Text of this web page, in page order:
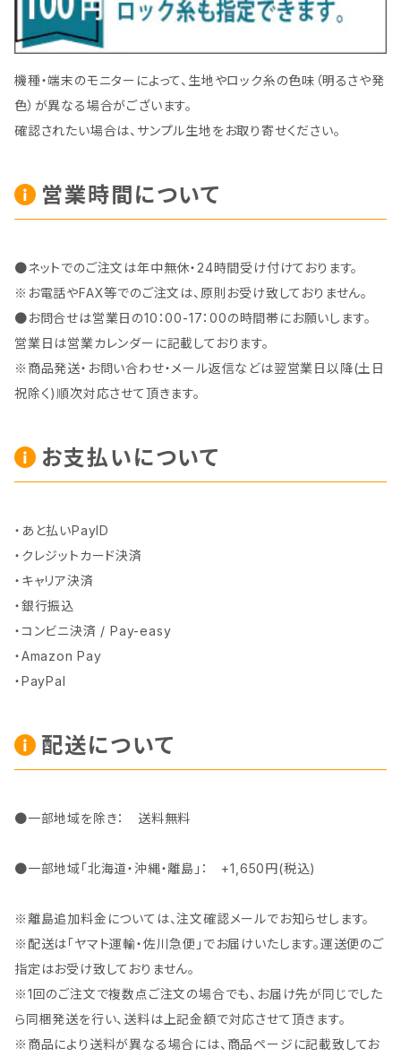
機種・端末のモニターによって、生地やロック糸の色味（明るさや発
色）が異なる場合がございます。
確認されたい場合は、サンプル生地をお取り寄せください。
営業時間について
●ネットでのご注文は年中無休・24時間受け付けております。
※お電話やFAX等でのご注文は、原則お受け致しておりません。
●お問合せは営業日の10：00-17：00の時間帯にお願いします。
営業日は営業カレンダーに記載しております。
※商品発送・お問い合わせ・メール返信などは翌営業日以降(土日
祝除く)順次対応させて頂きます。
お支払いについて
・あと払いPayID
・クレジットカード決済
・キャリア決済
・銀行振込
・コンビニ決済 / Pay-easy
・Amazon Pay
・PayPal
配送について
●一部地域を除き： 送料無料
●一部地域「北海道・沖縄・離島」： +1,650円(税込)
※離島追加料金については、注文確認メールでお知らせします。
※配送は「ヤマト運輸・佐川急便」でお届けいたします。運送便のご
指定はお受け致しておりません。
※1回のご注文で複数点ご注文の場合でも、お届け先が同じでした
ら同梱発送を行い、送料は上記金額で対応させて頂きます。
※商品により送料が異なる場合には、商品ページに記載致してお